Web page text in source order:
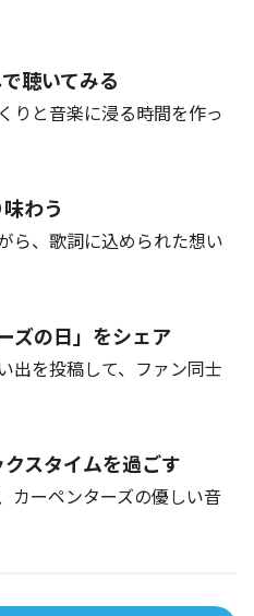
聴いてみる
と音楽に浸る時間を作っ
わう
、歌詞に込められた想い
ズの日」をシェア
を投稿して、ファン同士
スタイムを過ごす
ーペンターズの優しい音